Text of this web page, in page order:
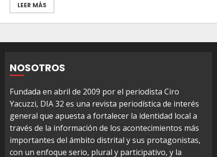
LEER MÁS
NOSOTROS
Fundada en abril de 2009 por el periodista Ciro
Yacuzzi, DIA 32 es una revista periodística de interés
general que apuesta a fortalecer la identidad local a
través de la información de los acontecimientos más
importantes del ámbito distrital y sus protagonistas,
con un enfoque serio, plural y participativo, y la